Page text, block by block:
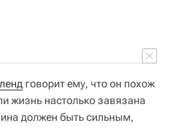
говорит ему, что он похож
жизнь настолько завязана
должен быть сильным,